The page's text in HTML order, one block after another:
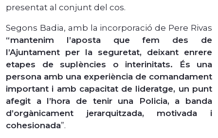
presentat al conjunt del cos.
Segons Badia, amb la incorporació de Pere Rivas
“mantenim l’aposta que fem des de
l’Ajuntament per la seguretat, deixant enrere
etapes de suplències o interinitats. És una
persona amb una experiència de comandament
important i amb capacitat de lideratge, un punt
afegit a l’hora de tenir una Policia, a banda
d’orgànicament jerarquitzada, motivada i
cohesionada”.